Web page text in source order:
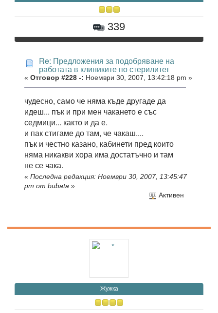
339
Re: Предложения за подобряване на
работата в клиниките по стерилитет
« Отговор #228 -: Ноември 30, 2007, 13:42:18 pm »
чудесно, само че няма къде другаде да
идеш... пък и при мен чакането е със
седмици... както и да е.
и пак стигаме до там, че чакаш....
пък и честно казано, кабинети пред които
няма никакви хора има достатъчно и там
не се чака.
« Последна редакция: Ноември 30, 2007, 13:45:47
pm от bubata »
Активен
Жужка